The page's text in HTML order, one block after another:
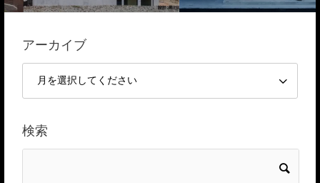
アーカイブ
検索